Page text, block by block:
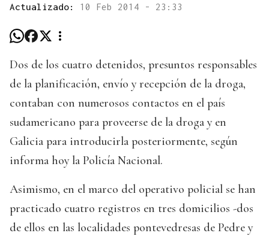
Actualizado: 10 Feb 2014 - 23:33
Dos de los cuatro detenidos, presuntos responsables
de la planificación, envío y recepción de la droga,
contaban con numerosos contactos en el país
sudamericano para proveerse de la droga y en
Galicia para introducirla posteriormente, según
informa hoy la Policía Nacional.
Asimismo, en el marco del operativo policial se han
practicado cuatro registros en tres domicilios -dos
de ellos en las localidades pontevedresas de Pedre y